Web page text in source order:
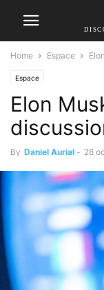
Home Espace
Espace
Elon
By Daniel Aurial - 28